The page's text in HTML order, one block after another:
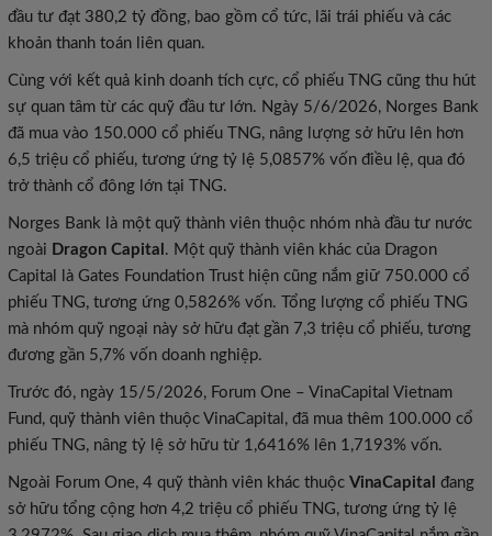
đầu tư đạt 380,2 tỷ đồng, bao gồm cổ tức, lãi trái phiếu và các
khoản thanh toán liên quan.
Cùng với kết quả kinh doanh tích cực, cổ phiếu TNG cũng thu hút
sự quan tâm từ các quỹ đầu tư lớn. Ngày 5/6/2026, Norges Bank
đã mua vào 150.000 cổ phiếu TNG, nâng lượng sở hữu lên hơn
6,5 triệu cổ phiếu, tương ứng tỷ lệ 5,0857% vốn điều lệ, qua đó
trở thành cổ đông lớn tại TNG.
Norges Bank là một quỹ thành viên thuộc nhóm nhà đầu tư nước
ngoài Dragon Capital . Một quỹ thành viên khác của Dragon
Capital là Gates Foundation Trust hiện cũng nắm giữ 750.000 cổ
phiếu TNG, tương ứng 0,5826% vốn. Tổng lượng cổ phiếu TNG
mà nhóm quỹ ngoại này sở hữu đạt gần 7,3 triệu cổ phiếu, tương
đương gần 5,7% vốn doanh nghiệp.
Trước đó, ngày 15/5/2026, Forum One – VinaCapital Vietnam
Fund, quỹ thành viên thuộc VinaCapital, đã mua thêm 100.000 cổ
phiếu TNG, nâng tỷ lệ sở hữu từ 1,6416% lên 1,7193% vốn.
Ngoài Forum One, 4 quỹ thành viên khác thuộc VinaCapital đang
sở hữu tổng cộng hơn 4,2 triệu cổ phiếu TNG, tương ứng tỷ lệ